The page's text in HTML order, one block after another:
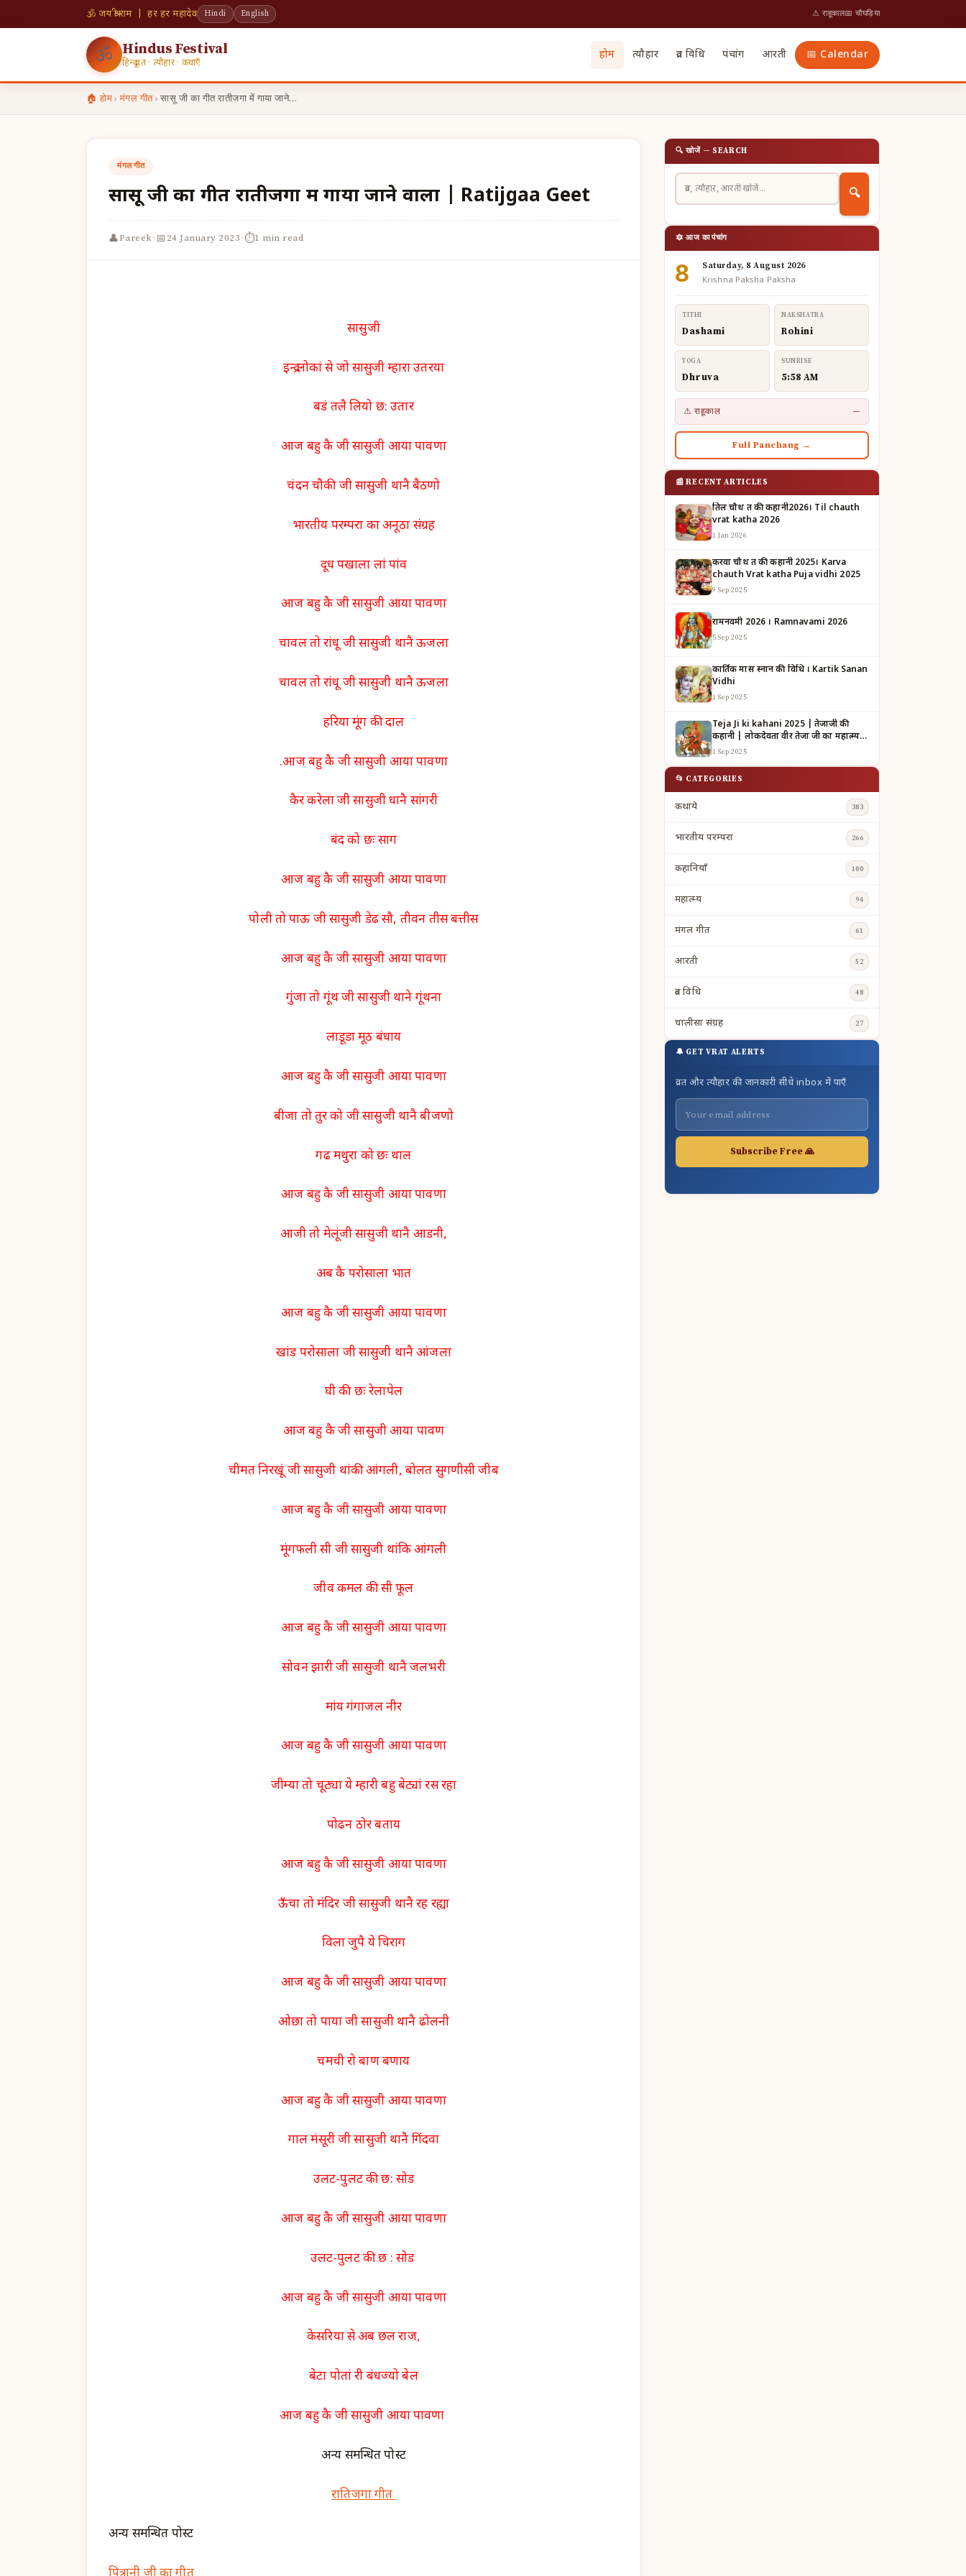
🕉 जय श्री राम | हर हर महादेव Hindi English ⚠ राहूकाल📅 चौघड़िया
🕉 Hindus Festival
हिन्दू व्रत · त्यौहार · कथाएँ
होम त्यौहार व्रत विधि पंचांग आरती 📅 Calendar
🏠 होम› मंगल गीत › सासू जी का गीत रातीजगा में गाया जाने…
मंगल गीत
सासू जी का गीत रातीजगा में गाया जाने वाला | Ratijgaa Geet
👤Pareek·📅24 January 2023·⏱1 min read
सासुजी
इन्द्र लोकां से जो सासुजी म्हारा उतरया
बडं तलै लियो छ: उतार
आज बहु कै जी सासुजी आया पावणा
चंदन चौकी जी सासुजी थानै बैठणो
भारतीय परम्परा का अनूठा संग्रह
दूध पखाला लां पांव
आज बहु कै जी सासुजी आया पावणा
चावल तो रांधू जी सासुजी थानै ऊजला
चावल तो रांधू जी सासुजी थानै ऊजला
हरिया मूंग की दाल
.आज बहु कै जी सासुजी आया पावणा
कैर करेला जी सासुजी धानै सांगरी
बंद को छः साग
आज बहु कै जी सासुजी आया पावणा
पोली तो पाऊ जी सासुजी डेढ सौ, तीवन तीस बत्तीस
आज बहु कै जी सासुजी आया पावणा
गुंजा तो गूंथ जी सासुजी थाने गूंथना
लाडूडा मूठ बंधाय
आज बहु कै जी सासुजी आया पावणा
बीजा तो तुर को जी सासुजी थानै बीजणो
गढ मथुरा को छः थाल
आज बहु कै जी सासुजी आया पावणा
आजी तो मेलूंजी सासुजी थानै आडनी,
अब कै परोसाला भात
आज बहु कै जी सासुजी आया पावणा
खांड परोसाला जी सासुजी थानै आंजला
घी की छः रेलापेल
आज बहु कै जी सासुजी आया पावण
चीमत निरखूं जी सासुजी थांकी आंगली, बोलत सुगणीसी जीब
आज बहु कै जी सासुजी आया पावणा
मूंगफली सी जी सासुजी थांकि आंगली
जीव कमल की सी फूल
आज बहु कै जी सासुजी आया पावणा
सोवन झारी जी सासुजी थानै जलभरी
मांय गंगाजल नीर
आज बहु कै जी सासुजी आया पावणा
जीम्या तो चूठ्या ये म्हारी बहु बेट्यां रस रहा
पोढन ठोर बताय
आज बहु कै जी सासुजी आया पावणा
ऊँचा तो मंदिर जी सासुजी थानै रह रह्या
विला जुपै ये चिराग
आज बहु कै जी सासुजी आया पावणा
ओछा तो पाया जी सासुजी थानै ढोलनी
चमची रो बाण बणाय
आज बहु कै जी सासुजी आया पावणा
गाल मंसूरी जी सासुजी थानै गिंदवा
उलट-पुलट की छ: सोड
आज बहु कै जी सासुजी आया पावणा
उलट-पुलट की छ : सोड
आज बहु कै जी सासुजी आया पावणा
केसरिया से अब छल राज,
बेटा पोतां री बंधज्यो बेल
आज बहु कै जी सासुजी आया पावणा
अन्य समन्धित पोस्ट
रातिजगा गीत
अन्य समन्धित पोस्ट
🔍 खोजें — SEARCH
🔍
🔯 आज का पंचांग
8 Saturday, 8 August 2026
Krishna Paksha Paksha
TITHI
Dashami
NAKSHATRA
Rohini
YOGA
Dhruva
SUNRISE
5:58 AM
⚠ राहूकाल —
Full Panchang →
📰 RECENT ARTICLES
तिल चौथ व्रत की कहानी2026। Til chauth
vrat katha 2026
1 Jan 2026
करवा चौथ व्रत की कहानी 2025। Karva
chauth Vrat katha Puja vidhi 2025
9 Sep 2025
रामनवमी 2026 । Ramnavami 2026
5 Sep 2025
कार्तिक मास स्नान की विधि । Kartik Sanan
Vidhi
1 Sep 2025
Teja Ji ki kahani 2025 | तेजाजी की
कहानी | लोकदेवता वीर तेजा जी का महात्म्य |
TEJAJI KI KAHANI
1 Sep 2025
📂 CATEGORIES
कथाये 383
भारतीय परम्परा 266
कहानियाँ 100
महात्म्य 94
मंगल गीत 61
आरती 52
व्रत विधि 48
चालीसा संग्रह 27
🔔 GET VRAT ALERTS
व्रत और त्यौहार की जानकारी सीधे inbox में पाएँ
Subscribe Free 🙏